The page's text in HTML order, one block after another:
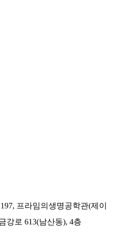
프라임의생명공학관(제이
강로 613(남산동), 4층